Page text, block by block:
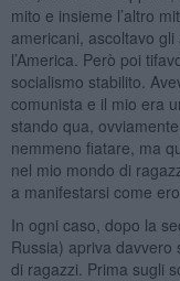
mito e insieme l’altro
americani, ascoltavo
l’America. Però poi
socialismo stabilito.
comunista e il mio era
stando qua,
nemmeno fiatare, ma
nel mio mondo di
a manifestarsi come
In ogni caso, dopo la
Russia) apriva davvero
di ragazzi. Prima sugli